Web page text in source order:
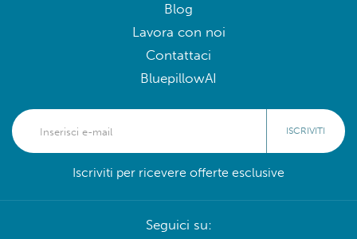
Blog
Lavora con noi
Contattaci
BluepillowAI
ISCRIVITI
Iscriviti per ricevere offerte esclusive
Seguici su: